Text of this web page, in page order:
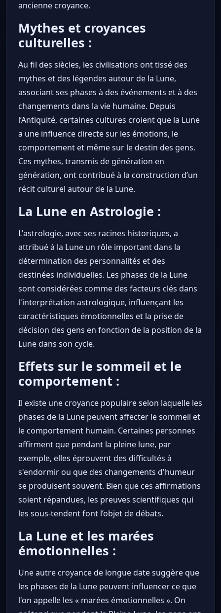
ancienne croyance.
Mythes et croyances
culturelles :
Au fil des siècles, les civilisations ont tissé des
mythes et des légendes autour de la Lune,
associant ses phases à des événements et à des
changements dans la vie humaine. Depuis
l’Antiquité, certaines cultures croient que la Lune
a une influence directe sur les émotions, le
comportement et même sur le destin des gens.
Ces mythes, transmis de génération en
génération, ont contribué à la construction d’un
récit culturel autour de la Lune.
La Lune en Astrologie :
L'astrologie, avec ses racines historiques, a
attribué à la Lune un rôle important dans la
détermination des personnalités et des
destinées individuelles. Les phases de la Lune
sont considérées comme des facteurs clés dans
l'interprétation astrologique, influençant les
caractéristiques émotionnelles et la prise de
décision des gens en fonction de la position de la
Lune dans son cycle.
Effets sur le sommeil et le
comportement :
Il existe une croyance populaire selon laquelle les
phases de la Lune peuvent affecter le sommeil et
le comportement humain. Certaines personnes
affirment que pendant la pleine lune, par
exemple, elles éprouvent des difficultés à
s'endormir ou que des changements d'humeur
se produisent souvent. Bien que ces affirmations
soient répandues, les preuves scientifiques qui
les sous-tendent font l’objet de débats.
La Lune et les marées
émotionnelles :
Une autre croyance de longue date suggère que
les phases de la Lune peuvent influencer ce que
l'on appelle les « marées émotionnelles ». On